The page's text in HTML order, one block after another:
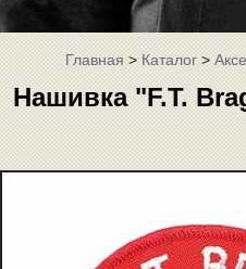
Главная>Каталог>
Нашивка "F.T.